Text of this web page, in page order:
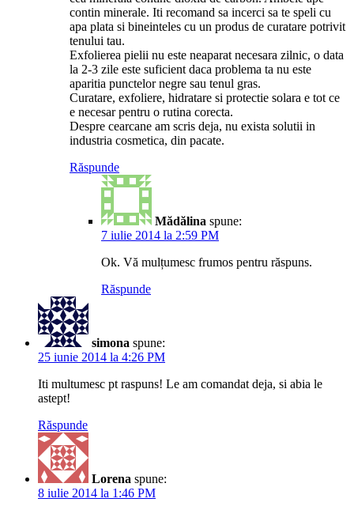
contin minerale. Iti recomand sa incerci sa te speli cu
apa plata si bineinteles cu un produs de curatare potrivit
tenului tau.
Exfolierea pielii nu este neaparat necesara zilnic, o data
la 2-3 zile este suficient daca problema ta nu este
aparitia punctelor negre sau tenul gras.
Curatare, exfoliere, hidratare si protectie solara e tot ce
e necesar pentru o rutina corecta.
Despre cearcane am scris deja, nu exista solutii in
industria cosmetica, din pacate.
Răspunde
Mădălina spune:
7 iulie 2014 la 2:59 PM
Ok. Vă mulțumesc frumos pentru răspuns.
Răspunde
simona spune:
25 iunie 2014 la 4:26 PM
Iti multumesc pt raspuns! Le am comandat deja, si abia le
astept!
Răspunde
Lorena spune:
8 iulie 2014 la 1:46 PM